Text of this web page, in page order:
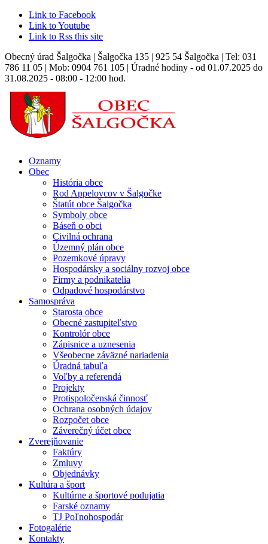
Link to Facebook
Link to Youtube
Link to Rss this site
Obecný úrad Šalgočka | Šalgočka 135 | 925 54 Šalgočka | Tel: 031
786 11 05 | Mob: 0904 761 105 | Úradné hodiny - od 01.07.2025 do
31.08.2025 - 08:00 - 12:00 hod.
Oznamy
Obec
História obce
Rod Appelovcov v Šalgočke
Štatút obce Šalgočka
Symboly obce
Báseň o obci
Civilná ochrana
Územný plán obce
Pozemkové úpravy
Hospodársky a sociálny rozvoj obce
Firmy a podnikatelia
Odpadové hospodárstvo
Samospráva
Starosta obce
Obecné zastupiteľstvo
Kontrolór obce
Zápisnice a uznesenia
Všeobecne záväzné nariadenia
Úradná tabuľa
Voľby a referendá
Projekty
Protispoločenská činnosť
Ochrana osobných údajov
Rozpočet obce
Záverečný účet obce
Zverejňovanie
Faktúry
Zmluvy
Objednávky
Kultúra a šport
Kultúrne a športové podujatia
Farské oznamy
TJ Poľnohospodár
Fotogalérie
Kontakty